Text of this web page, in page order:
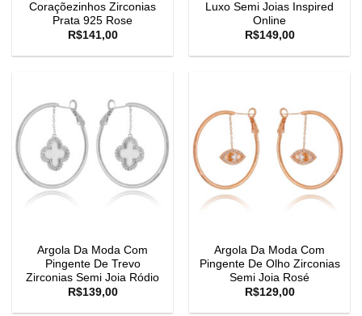
Coraçõezinhos Zirconias
Prata 925 Rose
R$141,00
Luxo Semi Joias Inspired
Online
R$149,00
Argola Da Moda Com
Pingente De Trevo
Zirconias Semi Joia Ródio
R$139,00
Argola Da Moda Com
Pingente De Olho Zirconias
Semi Joia Rosé
R$129,00